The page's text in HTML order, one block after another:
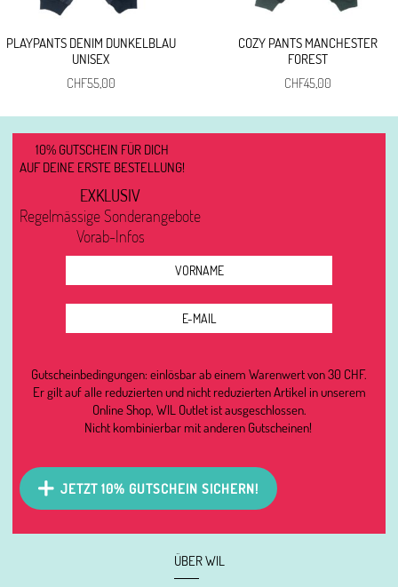
PLAYPANTS DENIM DUNKELBLAU
UNISEX
CHF55,00
COZY PANTS MANCHESTER
FOREST
CHF45,00
ÜBER WIL
10% GUTSCHEIN FÜR DICH
AUF DEINE ERSTE BESTELLUNG!
EXKLUSIV
Regelmässige Sonderangebote
Vorab-Infos
Gutscheinbedingungen: einlösbar ab einem Warenwert von 30 CHF.
Er gilt auf alle reduzierten und nicht reduzierten Artikel in unserem
Online Shop, WIL Outlet ist ausgeschlossen.
Nicht kombinierbar mit anderen Gutscheinen!
JETZT 10% GUTSCHEIN SICHERN!